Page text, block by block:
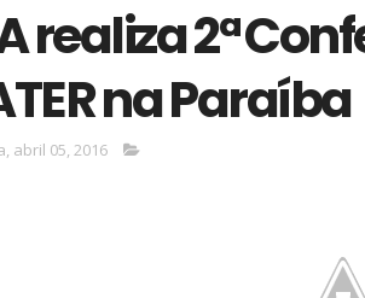
realiza 2ª
na Paraíba
abril 05, 2016